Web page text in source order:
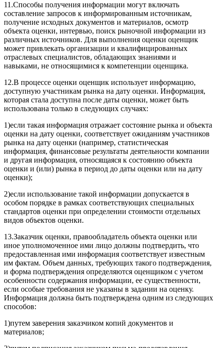
11.Способы получения информации могут включать
составление запросов к информированным источникам,
получение исходных документов и материалов, осмотр
объекта оценки, интервью, поиск рыночной информации из
различных источников. Для выполнения оценки оценщик
может привлекать организации и квалифицированных
отраслевых специалистов, обладающих знаниями и
навыками, не относящимися к компетенции оценщика.
12.В процессе оценки оценщик использует информацию,
доступную участникам рынка на дату оценки. Информация,
которая стала доступна после даты оценки, может быть
использована только в следующих случаях:
1)если такая информация отражает состояние рынка и объекта
оценки на дату оценки, соответствует ожиданиям участников
рынка на дату оценки (например, статистическая
информация, финансовые результаты деятельности компании
и другая информация, относящаяся к состоянию объекта
оценки и (или) рынка в период до даты оценки или на дату
оценки);
2)если использование такой информации допускается в
особом порядке в рамках соответствующих специальных
стандартов оценки при определении стоимости отдельных
видов объектов оценки.
13.Заказчик оценки, правообладатель объекта оценки или
иное уполномоченное ими лицо должны подтвердить, что
предоставленная ими информация соответствует известным
им фактам. Объем данных, требующих такого подтверждения,
и форма подтверждения определяются оценщиком с учетом
особенности содержания информации, ее существенности,
если особые требования не указаны в задании на оценку.
Информация должна быть подтверждена одним из следующих
способов:
1)путем заверения заказчиком копий документов и
материалов;